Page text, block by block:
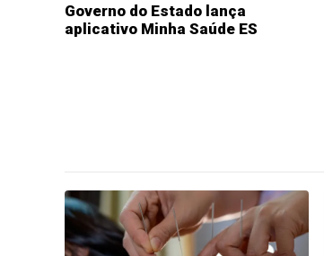
Governo do Estado lança
aplicativo Minha Saúde ES